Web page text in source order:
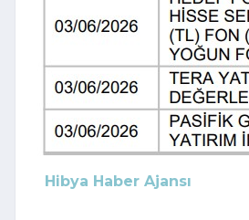
Hibya Haber Ajansı